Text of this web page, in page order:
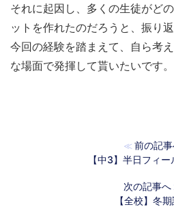
それに起因し、多くの生徒がど
ットを作れたのだろうと、振り返
今回の経験を踏まえて、自ら考
な場面で発揮して貰いたいです。
≪ 前の記
【中3】半日フィ
次の記事へ
【全校】冬